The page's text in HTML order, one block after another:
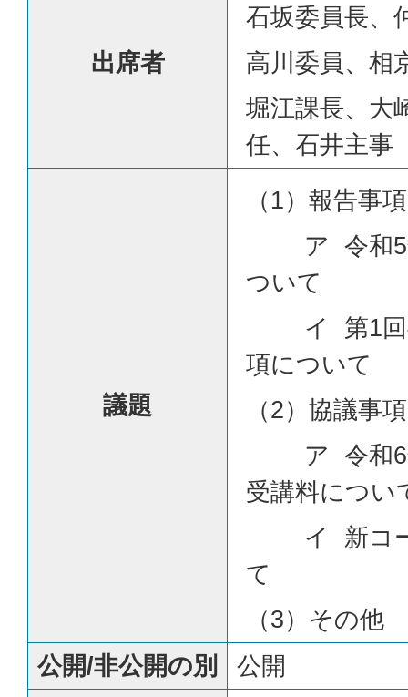
出席者
石坂委員長、
高川委員、相
堀江課長、大
任、石井主事
議題
（1）報告事項
ア 令和5
ついて
イ 第1回
項について
（2）協議事項
ア 令和6
受講料につい
イ 新コー
て
（3）その他
公開/非公開の別
公開